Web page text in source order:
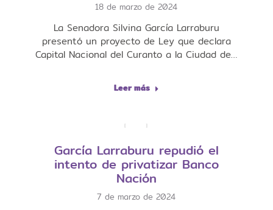
18 de marzo de 2024
La Senadora Silvina García Larraburu
presentó un proyecto de Ley que declara
Capital Nacional del Curanto a la Ciudad de…
Leer más
García Larraburu repudió el
intento de privatizar Banco
Nación
7 de marzo de 2024